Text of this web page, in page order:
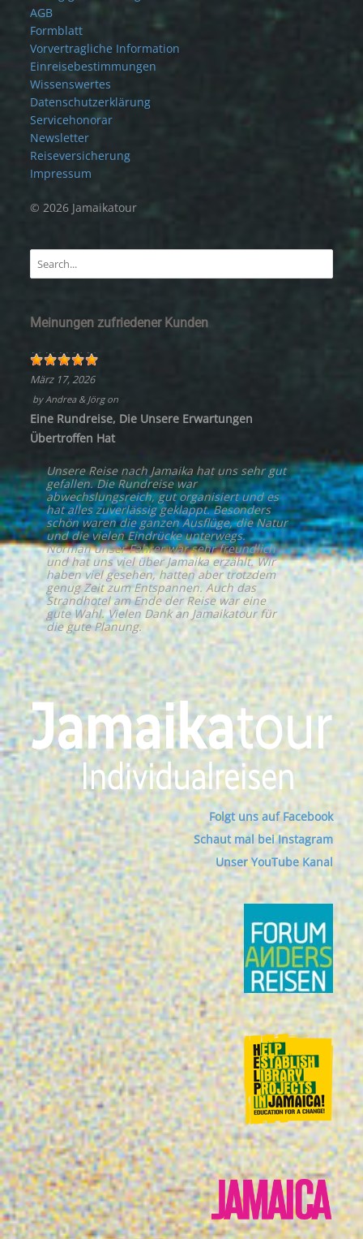
AGB
Formblatt
Vorvertragliche Information
Einreisebestimmungen
Wissenswertes
Datenschutzerklärung
Servicehonorar
Newsletter
Reiseversicherung
Impressum
© 2026 Jamaikatour
Meinungen zufriedener Kunden
März 17, 2026
byAndrea & Jörgon
Eine Rundreise, Die Unsere Erwartungen
Übertroffen Hat
Unsere Reise nach Jamaika hat uns sehr gut
gefallen. Die Rundreise war
abwechslungsreich, gut organisiert und es
hat alles zuverlässig geklappt. Besonders
schön waren die ganzen Ausflüge, die Natur
und die vielen Eindrücke unterwegs.
Norman unser Fahrer war sehr freundlich
und hat uns viel über Jamaika erzählt. Wir
haben viel gesehen, hatten aber trotzdem
genug Zeit zum Entspannen. Auch das
Strandhotel am Ende der Reise war eine
gute Wahl. Vielen Dank an Jamaikatour für
die gute Planung.
Folgt uns auf Facebook
Schaut mal bei Instagram
Unser YouTube Kanal